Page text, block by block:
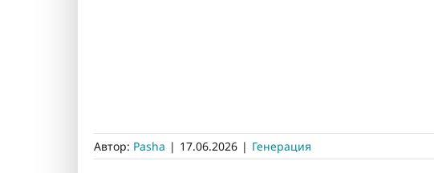
Автор: Pasha | 17.06.2026 | Генерация